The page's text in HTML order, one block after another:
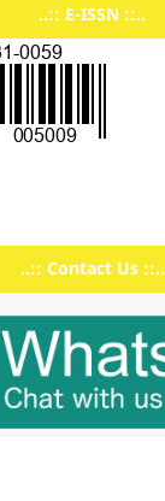
..:: E-ISSN ::..
..:: Contact Us ::..